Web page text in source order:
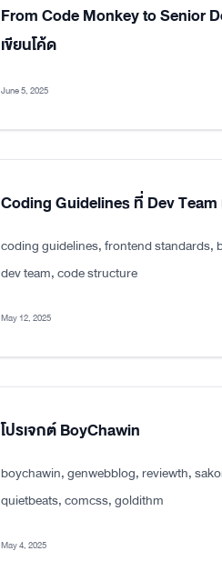
From Code Monkey to Senior
เขียนโค้ด
June 5, 2025
Coding Guidelines ที่ Dev
coding guidelines, frontend standards,
dev team, code structure
May 12, 2025
โปรเจกต์ BoyChawin
boychawin, genwebblog, reviewth,
quietbeats, comcss, goldithm
May 4, 2025